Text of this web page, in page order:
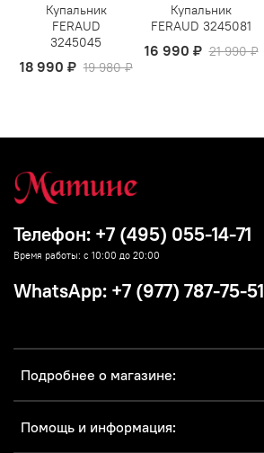
Купальник
FERAUD
3245045
18 990 ₽ 19 980 ₽
Купальник
FERAUD 3245081
16 990 ₽ 21 990 ₽
Подробнее о магазине:
Помощь и информация:
Телефон: +7 (495) 055-14-71
Время работы: с 10:00 до 20:00
WhatsApp: +7 (977) 787-75-51